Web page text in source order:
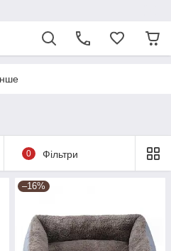
0 Фільтри
–16%